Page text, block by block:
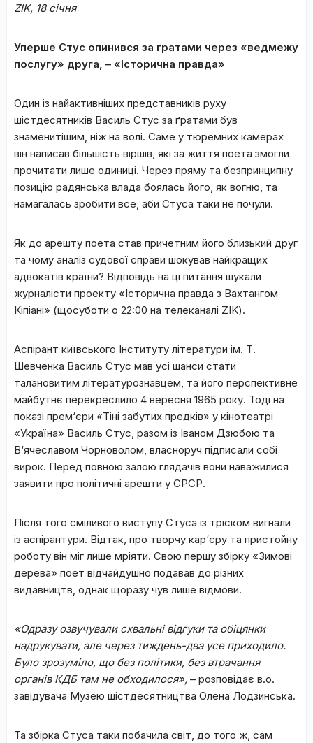
ZIK, 18 січня
Уперше Стус опинився за ґратами через «ведмежу
послугу» друга, – «Історична правда»
Один із найактивніших представників руху
шістдесятників Василь Стус за ґратами був
знаменитішим, ніж на волі. Саме у тюремних камерах
він написав більшість віршів, які за життя поета змогли
прочитати лише одиниці. Через пряму та безпринципну
позицію радянська влада боялась його, як вогню, та
намагалась зробити все, аби Стуса таки не почули.
Як до арешту поета став причетним його близький друг
та чому аналіз судової справи шокував найкращих
адвокатів країни? Відповідь на ці питання шукали
журналісти проекту «Історична правда з Вахтангом
Кіпіані» (щосуботи о 22:00 на телеканалі ZIK).
Аспірант київського Інституту літератури ім. Т.
Шевченка Василь Стус мав усі шанси стати
талановитим літературознавцем, та його перспективне
майбутнє перекреслило 4 вересня 1965 року. Тоді на
показі прем‘єри «Тіні забутих предків» у кінотеатрі
«Україна» Василь Стус, разом із Іваном Дзюбою та
В‘ячеславом Чорноволом, власноруч підписали собі
вирок. Перед повною залою глядачів вони наважилися
заявити про політичні арешти у СРСР.
Після того сміливого виступу Стуса із тріском вигнали
із аспірантури. Відтак, про творчу кар‘єру та пристойну
роботу він міг лише мріяти. Свою першу збірку «Зимові
дерева» поет відчайдушно подавав до різних
видавництв, однак щоразу чув лише відмови.
«Одразу озвучували схвальні відгуки та обіцянки
надрукувати, але через тиждень-два усе приходило.
Було зрозуміло, що без політики, без втрачання
органів КДБ там не обходилося», – розповідає в.о.
завідувача Музею шістдесятництва Олена Лодзинська.
Та збірка Стуса таки побачила світ, до того ж, сам